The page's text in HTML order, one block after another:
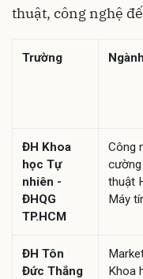
thuật, công nghệ
Trường
ĐH Khoa
học Tự
nhiên -
ĐHQG
TP.HCM
Công
cường
thuật
Máy
ĐH Tôn
Đức Thắng
Khoa